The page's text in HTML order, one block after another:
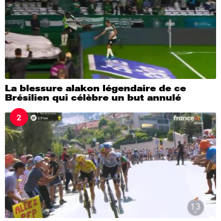
La blessure alakon légendaire de ce
Brésilien qui célèbre un but annulé
2